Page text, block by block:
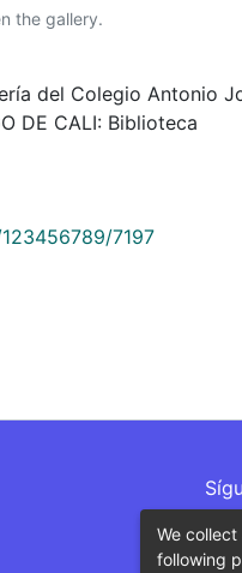
the gallery.
del Colegio Antonio
DE CALI: Biblioteca
7197
We
following